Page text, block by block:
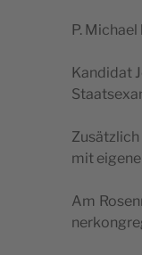
P.
Kan­di­dat
mit
Am